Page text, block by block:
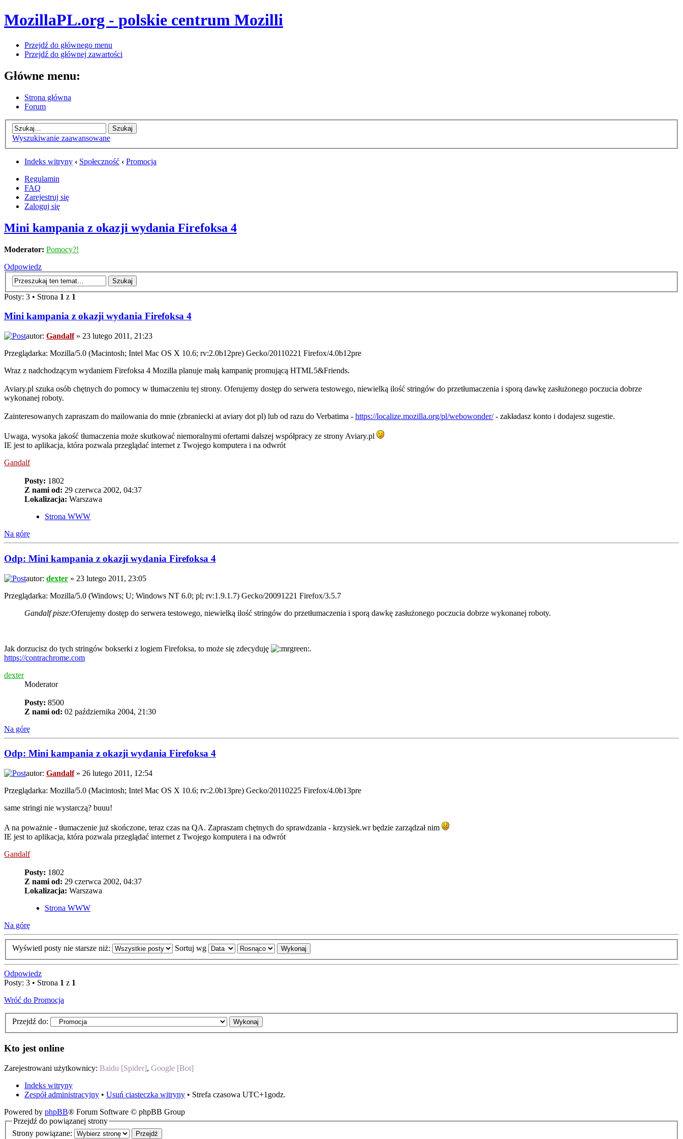
MozillaPL.org - polskie centrum Mozilli
Przejdź do głównego menu
Przejdź do głównej zawartości
Główne menu:
Strona główna
Forum
Wyszukiwanie zaawansowane
Indeks witryny ‹ Społeczność ‹ Promocja
Regulamin
FAQ
Zarejestruj się
Zaloguj się
Mini kampania z okazji wydania Firefoksa 4
Moderator: Pomocy?!
Odpowiedz
Posty: 3 • Strona 1 z 1
Mini kampania z okazji wydania Firefoksa 4
autor: Gandalf» 23 lutego 2011, 21:23
Przeglądarka: Mozilla/5.0 (Macintosh; Intel Mac OS X 10.6; rv:2.0b12pre) Gecko/20110221 Firefox/4.0b12pre
Wraz z nadchodzącym wydaniem Firefoksa 4 Mozilla planuje małą kampanię promującą HTML5&Friends.
Aviary.pl szuka osób chętnych do pomocy w tłumaczeniu tej strony. Oferujemy dostęp do serwera testowego, niewielką ilość stringów do przetłumaczenia i sporą dawkę zasłużonego poczucia dobrze
wykonanej roboty.
Zainteresowanych zapraszam do mailowania do mnie (zbraniecki at aviary dot pl) lub od razu do Verbatima - https://localize.mozilla.org/pl/webowonder/- zakładasz konto i dodajesz sugestie.
Uwaga, wysoka jakość tłumaczenia może skutkować niemoralnymi ofertami dalszej współpracy ze strony Aviary.pl
IE jest to aplikacja, która pozwala przeglądać internet z Twojego komputera i na odwrót
Gandalf
Posty: 1802
Z nami od: 29 czerwca 2002, 04:37
Lokalizacja: Warszawa
Strona WWW
Na górę
Odp: Mini kampania z okazji wydania Firefoksa 4
autor: dexter » 23 lutego 2011, 23:05
Przeglądarka: Mozilla/5.0 (Windows; U; Windows NT 6.0; pl; rv:1.9.1.7) Gecko/20091221 Firefox/3.5.7
Gandalf pisze:Oferujemy dostęp do serwera testowego, niewielką ilość stringów do przetłumaczenia i sporą dawkę zasłużonego poczucia dobrze wykonanej roboty.
Jak dorzucisz do tych stringów bokserki z logiem Firefoksa, to może się zdecyduję
.
https://contrachrome.com
dexter
Moderator
Posty: 8500
Z nami od: 02 października 2004, 21:30
Na górę
Odp: Mini kampania z okazji wydania Firefoksa 4
autor: Gandalf» 26 lutego 2011, 12:54
Przeglądarka: Mozilla/5.0 (Macintosh; Intel Mac OS X 10.6; rv:2.0b13pre) Gecko/20110225 Firefox/4.0b13pre
same stringi nie wystarczą? buuu!
A na poważnie - tłumaczenie już skończone, teraz czas na QA. Zapraszam chętnych do sprawdzania - krzysiek.wr będzie zarządzał nim
IE jest to aplikacja, która pozwala przeglądać internet z Twojego komputera i na odwrót
Gandalf
Posty: 1802
Z nami od: 29 czerwca 2002, 04:37
Lokalizacja: Warszawa
Strona WWW
Na górę
Wyświetl posty nie starsze niż: Sortuj wg
Odpowiedz
Posty: 3 • Strona 1 z 1
Wróć do Promocja
Przejdź do:
Kto jest online
Zarejestrowani użytkownicy: Baidu [Spider], Google [Bot]
Indeks witryny
Zespół administracyjny • Usuń ciasteczka witryny • Strefa czasowa UTC+1godz.
Powered by phpBB® Forum Software © phpBB Group
Przejdź do powiązanej strony
Strony powiązane: